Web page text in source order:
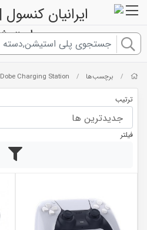
/ برچسب‌ها /
Dobe Charging Station
ترتیب
فیلتر